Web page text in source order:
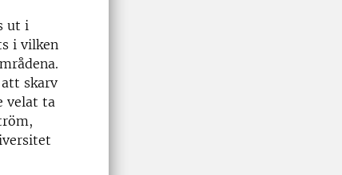
ut i
i vilken
skarv
velat ta